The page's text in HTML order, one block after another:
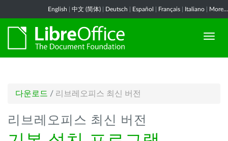
English 中文 (简体) Deutsch Español Français Italiano More...
다운로드 / 리브레오피스 최신 버전
리브레오피스 최신 버전